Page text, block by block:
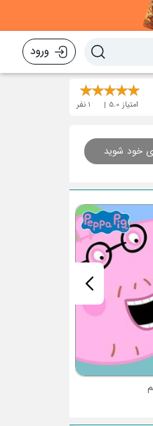
ورود
امتیاز 5.0
1 نفر
خود شوید